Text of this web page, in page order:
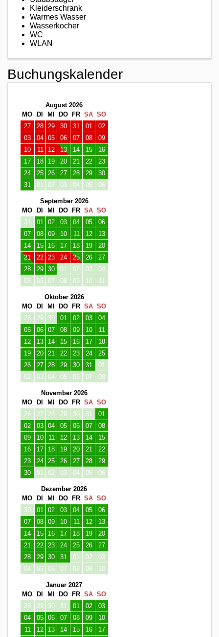
Kleiderschrank
Warmes Wasser
Wasserkocher
WC
WLAN
Buchungskalender
August 2026
MO
DI MI DO FR SA SO
27
28 29 30 31 01
02
03
04 05 06 07 08
09
10
11 12 13 14 15
16
17
18 19 20 21 22
23
24
25 26 27 28 29
30
31
01 02 03 04 05 06
September 2026
MO
DI MI DO FR SA SO
31
01 02 03 04 05
06
07
08 09 10 11 12
13
14
15 16 17 18 19
20
21
22 23 24 25 26
27
28
29 30 01 02 03
04
05
06 07 08 09 10 11
Oktober 2026
MO
DI MI DO FR SA SO
28
29 30 01 02 03
04
05
06 07 08 09 10
11
12
13 14 15 16 17
18
19
20 21 22 23 24
25
26
27 28 29 30 31
01
02
03 04 05 06 07 08
November 2026
MO
DI MI DO FR SA SO
26
27 28 29 30 31
01
02
03 04 05 06 07
08
09
10 11 12 13 14
15
16
17 18 19 20 21
22
23
24 25 26 27 28
29
30
01 02 03 04 05 06
Dezember 2026
MO
DI MI DO FR SA SO
30
01 02 03 04 05
06
07
08 09 10 11 12
13
14
15 16 17 18 19
20
21
22 23 24 25 26
27
28
29 30 31 01 02
03
04
05 06 07 08 09 10
Januar 2027
MO
DI MI DO FR SA SO
28
29 30 31 01 02
03
04
05 06 07 08 09
10
11
12 13 14 15 16
17